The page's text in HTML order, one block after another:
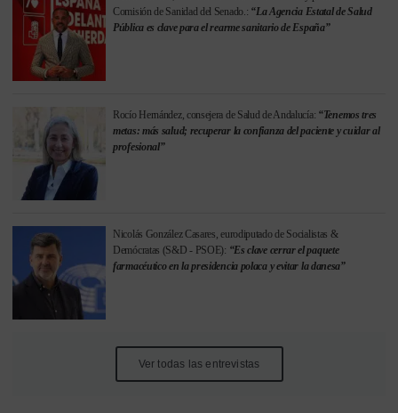
Comisión de Sanidad del Senado.: “La Agencia Estatal de Salud
Pública es clave para el rearme sanitario de España”
Rocío Hernández, consejera de Salud de Andalucía: “Tenemos tres
metas: más salud; recuperar la confianza del paciente y cuidar al
profesional”
Nicolás González Casares, eurodiputado de Socialistas &
Demócratas (S&D - PSOE): “Es clave cerrar el paquete
farmacéutico en la presidencia polaca y evitar la danesa”
Ver todas las entrevistas